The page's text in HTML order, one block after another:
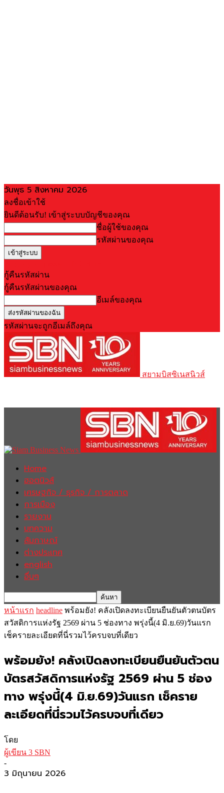
วันพุธ 5 สิงหาคม 2026
ลงชื่อเข้าใช้
ยินดีต้อนรับ! เข้าสู่ระบบบัญชีของคุณ
ชื่อผู้ใช้ของคุณ
รหัสผ่านของคุณ
กู้คืนรหัสผ่าน
กู้คืนรหัสผ่านของคุณ
อีเมล์ของคุณ
รหัสผ่านจะถูกอีเมล์ถึงคุณ
สยามบิสซิเนสนิวส์
Home
ฮอตนิวส์
เศรษฐกิจ / ธุรกิจ / การตลาด
การเมือง
รายงาน
บทความ
สัมภาษณ์
ต่างประเทศ
english
อื่นๆ
หน้าแรก headline พร้อมยัง! คลังเปิดลงทะเบียนยืนยันตัวตนบัตร
สวัสดิการแห่งรัฐ 2569 ผ่าน 5 ช่องทาง พรุ่งนี้(4 มิ.ย.69)วันแรก
เช็ครายละเอียดที่นี่รวมไว้ครบจบที่เดียว
พร้อมยัง! คลังเปิดลงทะเบียนยืนยันตัวตน
บัตรสวัสดิการแห่งรัฐ 2569 ผ่าน 5 ช่อง
ทาง พรุ่งนี้(4 มิ.ย.69)วันแรก เช็คราย
ละเอียดที่นี่รวมไว้ครบจบที่เดียว
โดย
ผู้เขียน 3 SBN
-
3 มิถุนายน 2026